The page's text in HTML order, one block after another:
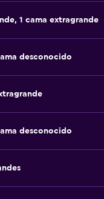
1 cama extragrande
desconocido
desconocido